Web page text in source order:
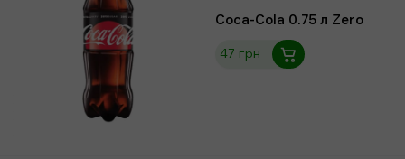
Coca-Cola 0.75 л Zero
47 грн